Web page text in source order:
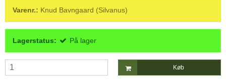
Varenr.: Knud Bavngaard (Silvanus)
Lagerstatus: På lager
Køb